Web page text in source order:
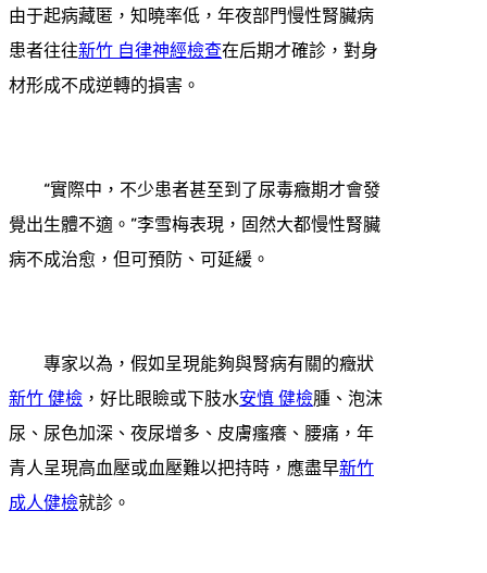
由于起病藏匿，知曉率低，年夜部門慢性腎臟病
患者往往新竹 自律神經檢查在后期才確診，對身
材形成不成逆轉的損害。
“實際中，不少患者甚至到了尿毒癥期才會發
覺出生體不適。”李雪梅表現，固然大都慢性腎臟
病不成治愈，但可預防、可延緩。
專家以為，假如呈現能夠與腎病有關的癥狀
新竹 健檢 ，好比眼瞼或下肢水安慎 健檢腫、泡沫
尿、尿色加深、夜尿增多、皮膚瘙癢、腰痛，年
青人呈現高血壓或血壓難以把持時，應盡早新竹
成人健檢就診。